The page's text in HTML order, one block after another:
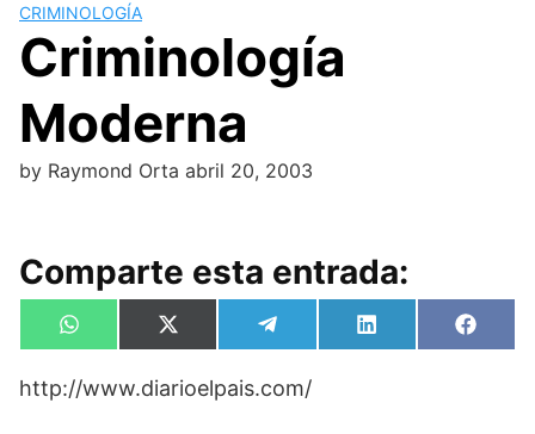
CRIMINOLOGÍA
Criminología
Moderna
by Raymond Orta abril 20, 2003
Comparte esta entrada:
Compartir
en
W
h
t
Compartir
en
X
(
w
Compartir
en
e
e
Compartir
en
L
i
en
F
a
http://www.diarioelpais.com/